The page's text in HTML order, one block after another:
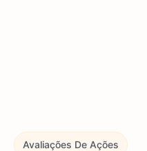
Avaliações De Ações